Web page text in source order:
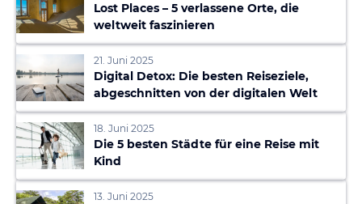
Lost Places – 5 verlassene Orte, die
weltweit faszinieren
21. Juni 2025
Digital Detox: Die besten Reiseziele,
abgeschnitten von der digitalen Welt
18. Juni 2025
Die 5 besten Städte für eine Reise mit
Kind
13. Juni 2025